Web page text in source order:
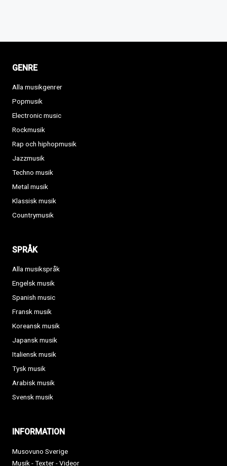
GENRE
Alla musikgenrer
Popmusik
Electronic music
Rockmusik
Rap och hiphopmusik
Jazzmusik
Techno musik
Metal musik
Klassisk musik
Countrymusik
SPRÅK
Alla musikspråk
Engelsk musik
Spanish music
Fransk musik
Koreansk musik
Japansk musik
Italiensk musik
Tysk musik
Arabisk musik
Svensk musik
INFORMATION
Musovuno Sverige
Musik - Texter - Videor